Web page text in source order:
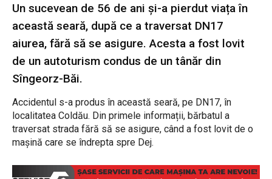
Un sucevean de 56 de ani și-a pierdut viața în
această seară, după ce a traversat DN17
aiurea, fără să se asigure. Acesta a fost lovit
de un autoturism condus de un tânăr din
Sîngeorz-Băi.
Accidentul s-a produs în această seară, pe DN17, în
localitatea Coldău. Din primele informații, bărbatul a
traversat strada fără să se asigure, când a fost lovit de o
mașină care se îndrepta spre Dej.